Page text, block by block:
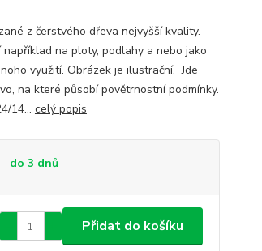
z čerstvého dřeva nejvyšší kvality.
na ploty, podlahy a nebo jako
využití. Obrázek je ilustrační. Jde
na které působí povětrnostní podmínky.
14... celý popis
do 3 dnů
Přidat do košíku